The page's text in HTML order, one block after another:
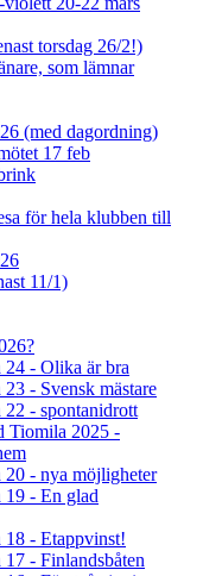
torsdag 26/2!)
som lämnar
(med dagordning)
17 feb
för hela klubben till
11/1)
24 - Olika är bra
- Svensk mästare
- spontanidrott
Tiomila 2025 -
- nya möjligheter
19 - En glad
18 - Etappvinst!
- Finlandsbåten